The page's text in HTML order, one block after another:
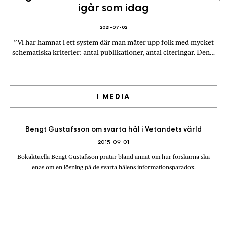
2021-07-02
igår som idag
”Vi har hamnat i ett system där man mäter upp folk med mycket
schematiska kriterier: antal publikationer, antal citeringar. Den…
I MEDIA
2015-09-01
Bengt Gustafsson om svarta hål i Vetandets värld
Bokaktuella Bengt Gustafsson pratar bland annat om hur forskarna ska
enas om en lösning på de svarta hålens informationsparadox.